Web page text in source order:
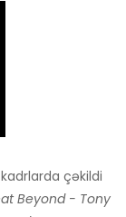
çəkildi
Beyond - Tony